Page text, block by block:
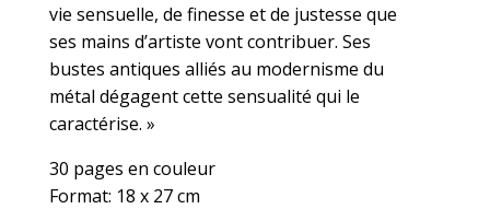
vie sensuelle, de finesse et de justesse que
ses mains d’artiste vont contribuer. Ses
bustes antiques alliés au modernisme du
métal dégagent cette sensualité qui le
caractérise. »
30 pages en couleur
Format: 18 x 27 cm